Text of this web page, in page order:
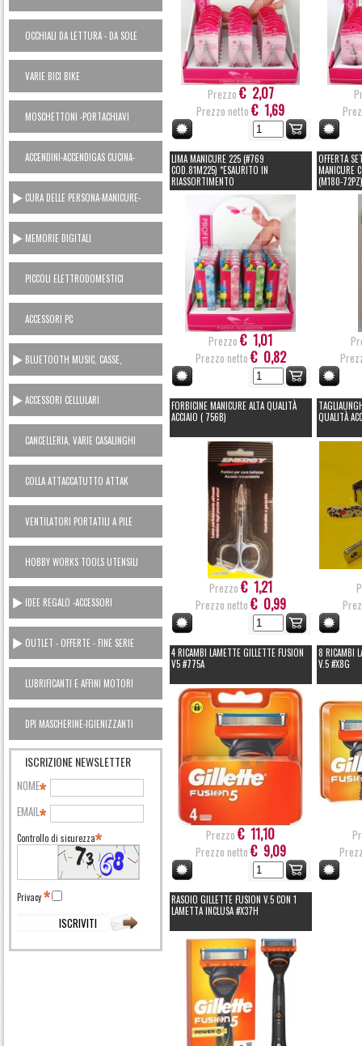
OCCHIALI DA LETTURA - DA SOLE
VARIE BICI BIKE
MOSCHETTONI -PORTACHIAVI
ACCENDINI-ACCENDIGAS CUCINA-
RICARICA GAS
CURA DELLE PERSONA-MANICURE-
LAMETTE
MEMORIE DIGITALI
PICCOLI ELETTRODOMESTICI
AC230V
ACCESSORI PC
BLUETOOTH MUSIC, CASSE,
CUFFIE, MICROFONI, RADIO...
ACCESSORI CELLULARI
SMARTPHONES
CANCELLERIA, VARIE CASALINGHI
COLLA ATTACCATUTTO ATTAK
VENTILATORI PORTATILI A PILE
HOBBY WORKS TOOLS UTENSILI
CASA
IDEE REGALO -ACCESSORI
OUTLET - OFFERTE - FINE SERIE
LUBRIFICANTI E AFFINI MOTORI
AUTO OUTLET
DPI MASCHERINE-IGIENIZZANTI
ISCRIZIONE NEWSLETTER
NOME
EMAIL
Controllo di sicurezza
Privacy
Prezzo € 2,07
Prezzo netto € 1,69
LIMA MANICURE 225 (#769
COD.81M225) *ESAURITO IN
RIASSORTIMENTO
Prezzo € 1,01
Prezzo netto € 0,82
OFFERTA
MANICURE
(M180-72PZ)
FORBICINE MANICURE ALTA QUALITÀ
ACCIAIO ( 756B)
Prezzo € 1,21
Prezzo netto € 0,99
QUALITÀ
4 RICAMBI LAMETTE GILLETTE FUSION
V5 #775A
Prezzo € 11,10
Prezzo netto € 9,09
8 RICAMBI
V.5 #X8G
RASOIO GILLETTE FUSION V.5 CON 1
LAMETTA INCLUSA #X37H